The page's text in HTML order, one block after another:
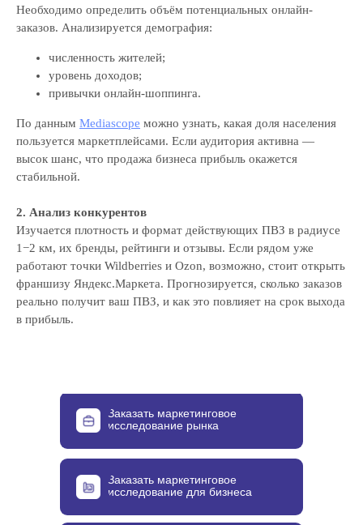
Необходимо определить объём потенциальных онлайн-
заказов. Анализируется демография:
численность жителей;
уровень доходов;
привычки онлайн-шоппинга.
По данным Mediascope можно узнать, какая доля населения
пользуется маркетплейсами. Если аудитория активна —
высок шанс, что продажа бизнеса прибыль окажется
стабильной.
2. Анализ конкурентов
Изучается плотность и формат действующих ПВЗ в радиусе
1−2 км, их бренды, рейтинги и отзывы. Если рядом уже
работают точки Wildberries и Ozon, возможно, стоит открыть
франшизу Яндекс.Маркета. Прогнозируется, сколько заказов
реально получит ваш ПВЗ, и как это повлияет на срок выхода
в прибыль.
Заказать маркетинговое
исследование рынка
Заказать маркетинговое
исследование для бизнеса